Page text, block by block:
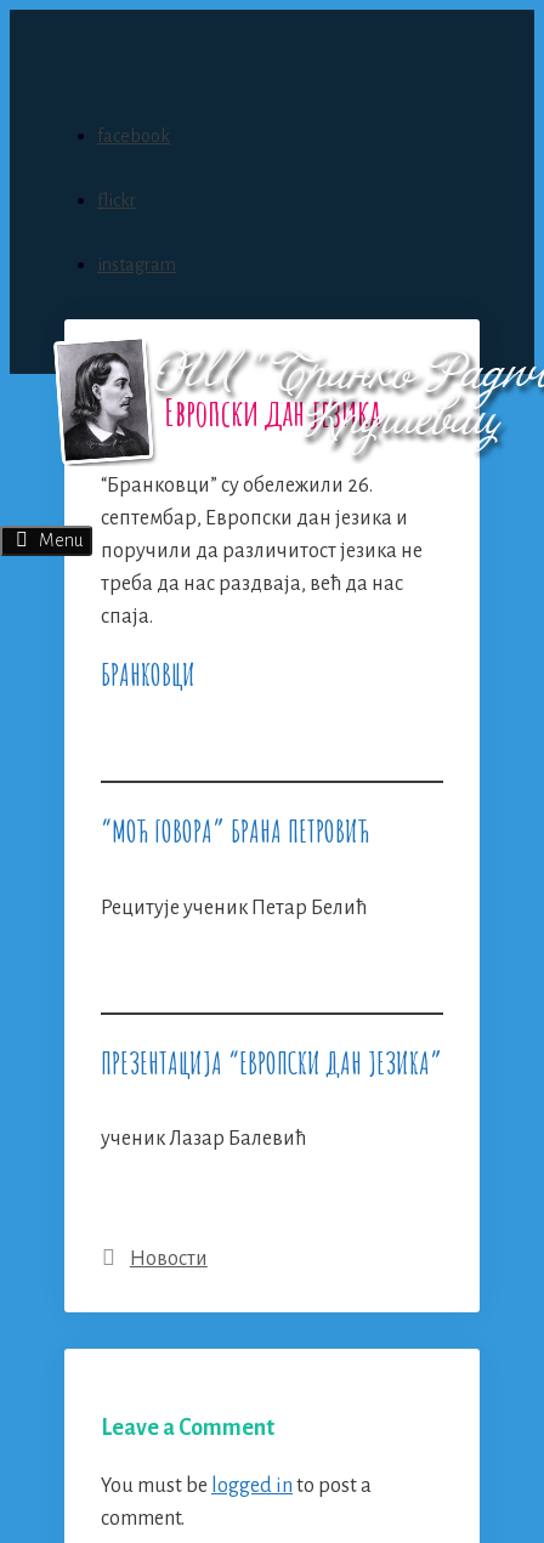
facebook
flickr
instagram
Menu
Европски дан језика
“Бранковци” су обележили 26.
септембар, Европски дан језика и
поручили да различитост језика не
треба да нас раздваја, већ да нас
спаја.
БРАНКОВЦИ
“МОЋ ГОВОРА” БРАНА ПЕТРОВИЋ
Рецитује ученик Петар Белић
ПРЕЗЕНТАЦИЈА “ЕВРОПСКИ ДАН ЈЕЗИКА”
ученик Лазар Балевић
Categories
Новости
Leave a Comment
You must be logged in to post a
comment.